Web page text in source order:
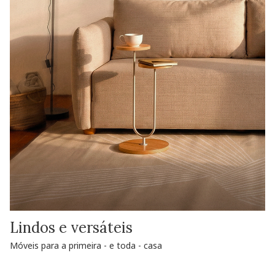
Lindos e versáteis
Móveis para a primeira - e toda - casa